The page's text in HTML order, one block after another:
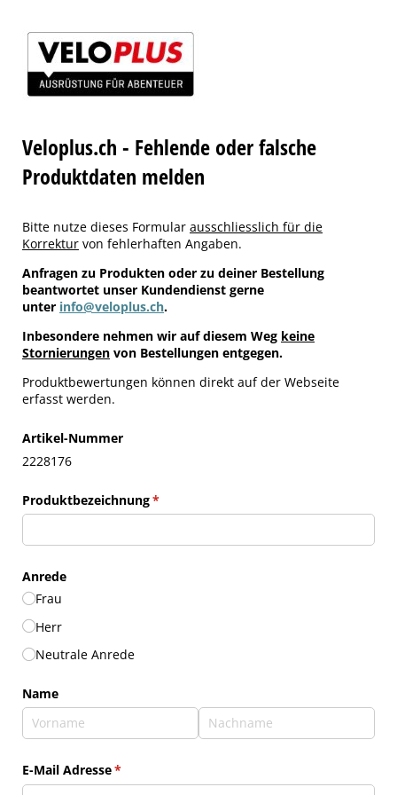
Veloplus.ch - Fehlende oder falsche
Produktdaten melden
Bitte nutze dieses Formular ausschliesslich für die
Korrektur von fehlerhaften Angaben.
Anfragen zu Produkten oder zu deiner Bestellung
beantwortet unser Kundendienst gerne
unter info@veloplus.ch.
Inbesondere nehmen wir auf diesem Weg keine
Stornierungen von Bestellungen entgegen.
Produktbewertungen können direkt auf der Webseite
erfasst werden.
Artikel-Nummer
2228176
Produktbezeichnung*
(erforderlich)
Anrede
Frau
Herr
Neutrale Anrede
Name
E-Mail Adresse*
(erforderlich)